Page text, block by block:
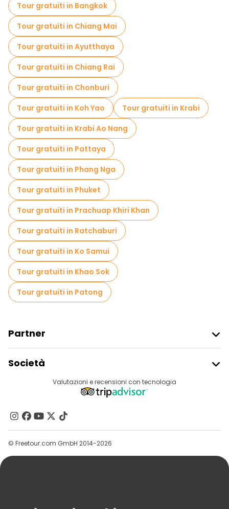
Tour gratuiti in Bangkok
Tour gratuiti in Chiang Mai
Tour gratuiti in Ayutthaya
Tour gratuiti in Chiang Rai
Tour gratuiti in Chonburi
Tour gratuiti in Koh Yao
Tour gratuiti in Krabi
Tour gratuiti in Krabi Ao Nang
Tour gratuiti in Pattaya
Tour gratuiti in Phang Nga
Tour gratuiti in Phuket
Tour gratuiti in Prachuap Khiri Khan
Tour gratuiti in Ratchaburi
Tour gratuiti in Ko Samui
Tour gratuiti in Khao Sok
Tour gratuiti in Patong
Partner
Accesso Del Fornitore
Programma Di Affiliazione
Società
Destinazioni
Contattaci
Gruppi
Aiuto
Valutazioni e recensioni con tecnologia
© Freetour.com GmbH 2014-2026